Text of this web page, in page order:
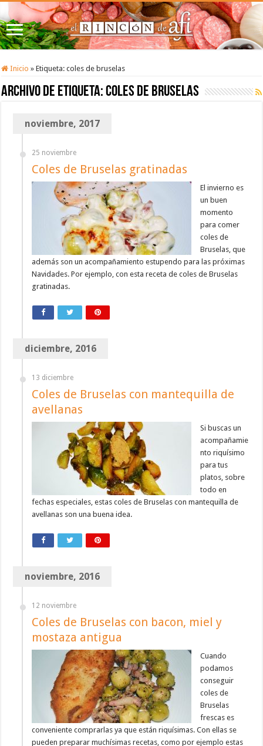
Inicio » Etiqueta:coles de bruselas
Archivo de etiqueta:coles de bruselas
noviembre, 2017
25 noviembre
Coles de Bruselas gratinadas
El invierno es
un buen
momento
para comer
coles de
Bruselas, que
además son un acompañamiento estupendo para las próximas
Navidades. Por ejemplo, con esta receta de coles de Bruselas
gratinadas.
diciembre, 2016
13 diciembre
Coles de Bruselas con mantequilla de
avellanas
Si buscas un
acompañamie
nto riquísimo
para tus
platos, sobre
todo en
fechas especiales, estas coles de Bruselas con mantequilla de
avellanas son una buena idea.
noviembre, 2016
12 noviembre
Coles de Bruselas con bacon, miel y
mostaza antigua
Cuando
podamos
conseguir
coles de
Bruselas
frescas es
conveniente comprarlas ya que están riquísimas. Con ellas se
pueden preparar muchísimas recetas, como por ejemplo estas